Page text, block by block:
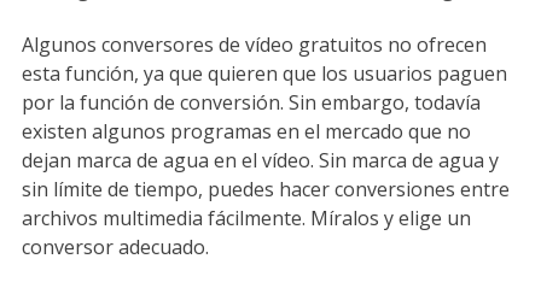
Algunos conversores de vídeo gratuitos no ofrecen
esta función, ya que quieren que los usuarios paguen
por la función de conversión. Sin embargo, todavía
existen algunos programas en el mercado que no
dejan marca de agua en el vídeo. Sin marca de agua y
sin límite de tiempo, puedes hacer conversiones entre
archivos multimedia fácilmente. Míralos y elige un
conversor adecuado.